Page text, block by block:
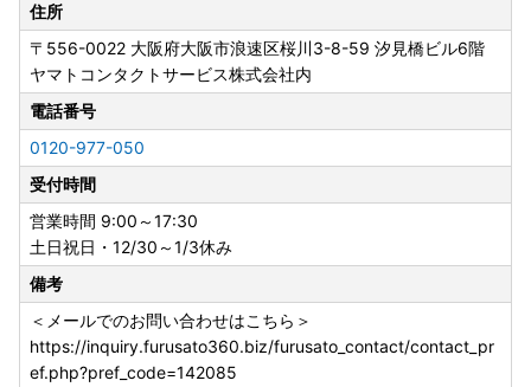
住所
〒556-0022 大阪府大阪市浪速区桜川3-8-59 汐見橋ビル6階
ヤマトコンタクトサービス株式会社内
電話番号
0120-977-050
受付時間
営業時間 9:00～17:30
土日祝日・12/30～1/3休み
備考
＜メールでのお問い合わせはこちら＞
https://inquiry.furusato360.biz/furusato_contact/contact_pr
ef.php?pref_code=142085